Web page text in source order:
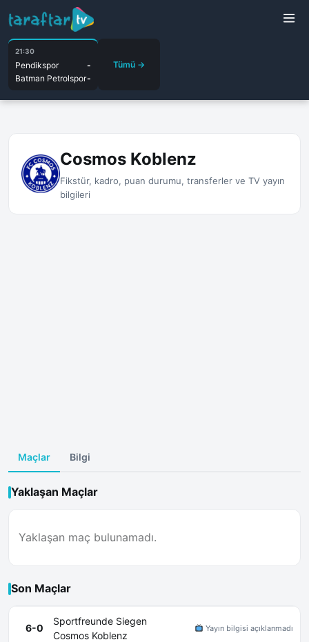
21:30
Pendikspor
-
Batman Petrolspor-
Tümü →
Cosmos Koblenz
Fikstür, kadro, puan durumu, transferler ve TV yayın
bilgileri
Maçlar Bilgi
Yaklaşan Maçlar
Yaklaşan maç bulunamadı.
Son Maçlar
6-0
Sportfreunde Siegen
Cosmos Koblenz
Yayın bilgisi açıklanmadı